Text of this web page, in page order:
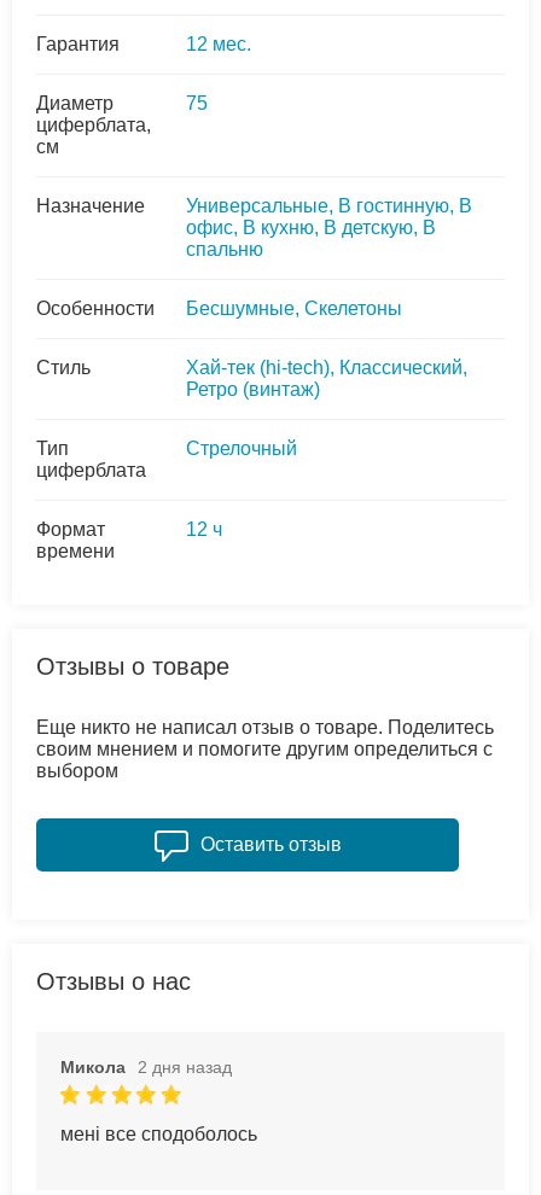
Гарантия 12 мес.
Диаметр
циферблата,
см
75
Назначение
Универсальные, В гостинную, В
офис, В кухню, В детскую, В
спальню
Особенности Бесшумные, Скелетоны
Стиль
Хай-тек (hi-tech), Классический,
Ретро (винтаж)
Тип
циферблата
Стрелочный
Формат
времени
12 ч
Отзывы о товаре
Еще никто не написал отзыв о товаре. Поделитесь
своим мнением и помогите другим определиться с
выбором
Оставить отзыв
Отзывы о нас
Микола 2 дня назад
мені все сподоболось